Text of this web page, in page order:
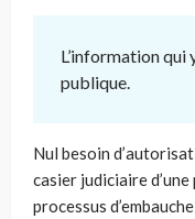
L’information qui
publique.
Nul besoin
casier judiciaire d’une
processus